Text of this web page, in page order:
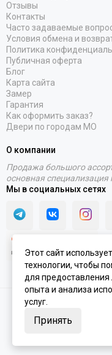
Отзывы
Контакты
Часто задаваемые
Условия обмена и
Политика
Публичная оферта
Блог
Карта сайта
Замер
Гарантия
Как оформить заказ?
Двери по городам МО
О компании
Продажа большого
основная специализация
Мы в социальных сетях
2020 - 2026 © Интернет-
Игоревич ОГРНИП
Этот сайт
технологии, чтобы
для предоставления
опыта и анализа
услуг.
Принять